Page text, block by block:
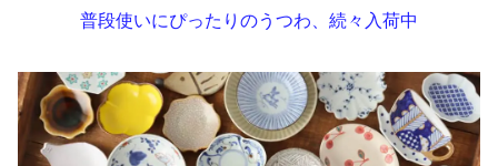
普段使いにぴったりのうつわ、続々入荷中